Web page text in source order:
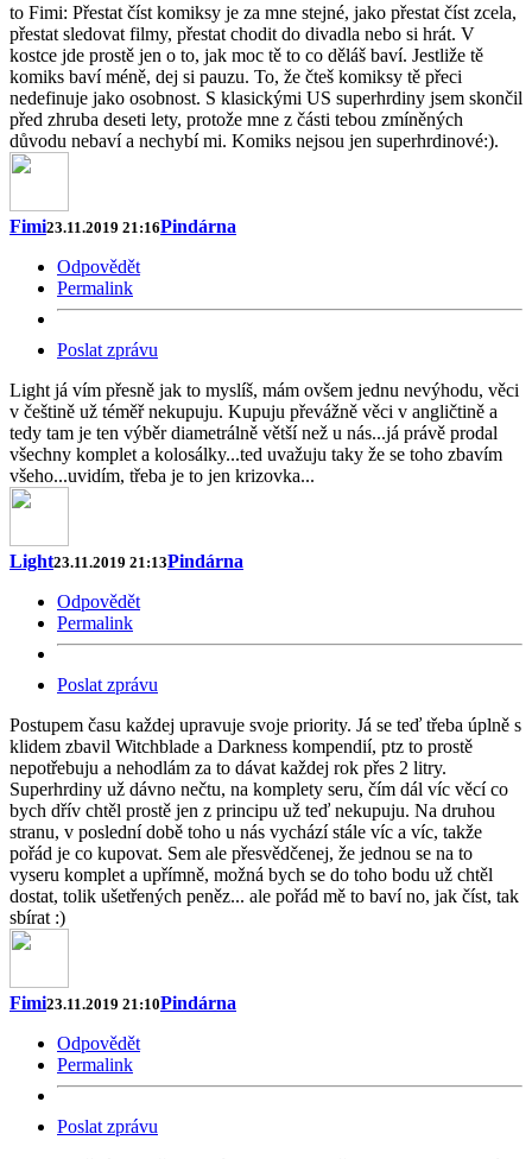
to Fimi: Přestat číst komiksy je za mne stejné, jako přestat číst zcela,
přestat sledovat filmy, přestat chodit do divadla nebo si hrát. V
kostce jde prostě jen o to, jak moc tě to co děláš baví. Jestliže tě
komiks baví méně, dej si pauzu. To, že čteš komiksy tě přeci
nedefinuje jako osobnost. S klasickými US superhrdiny jsem skončil
před zhruba deseti lety, protože mne z části tebou zmíněných
důvodu nebaví a nechybí mi. Komiks nejsou jen superhrdinové:).
Fimi23.11.2019 21:16Pindárna
Odpovědět
Permalink
Poslat zprávu
Light já vím přesně jak to myslíš, mám ovšem jednu nevýhodu, věci
v češtině už téměř nekupuju. Kupuju převážně věci v angličtině a
tedy tam je ten výběr diametrálně větší než u nás...já právě prodal
všechny komplet a kolosálky...ted uvažuju taky že se toho zbavím
všeho...uvidím, třeba je to jen krizovka...
Light23.11.2019 21:13Pindárna
Odpovědět
Permalink
Poslat zprávu
Postupem času každej upravuje svoje priority. Já se teď třeba úplně s
klidem zbavil Witchblade a Darkness kompendií, ptz to prostě
nepotřebuju a nehodlám za to dávat každej rok přes 2 litry.
Superhrdiny už dávno nečtu, na komplety seru, čím dál víc věcí co
bych dřív chtěl prostě jen z principu už teď nekupuju. Na druhou
stranu, v poslední době toho u nás vychází stále víc a víc, takže
pořád je co kupovat. Sem ale přesvědčenej, že jednou se na to
vyseru komplet a upřímně, možná bych se do toho bodu už chtěl
dostat, tolik ušetřených peněz... ale pořád mě to baví no, jak číst, tak
sbírat :)
Fimi23.11.2019 21:10Pindárna
Odpovědět
Permalink
Poslat zprávu